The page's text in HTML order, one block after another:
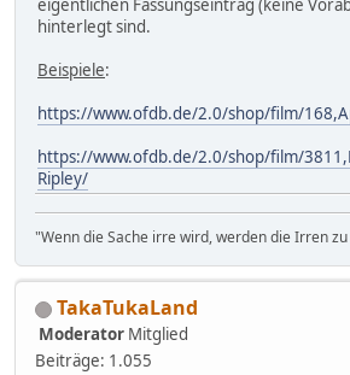
eigentlichen Fassungseintrag (keine
hinterlegt sind.
Beispiele:
https://www.ofdb.de/2.0/shop/film/
https://www.ofdb.de/2.0/shop/film/
Ripley/
"Wenn die Sache irre wird, werden die Irren
TakaTukaLand
Moderator Mitglied
Beiträge: 1.055